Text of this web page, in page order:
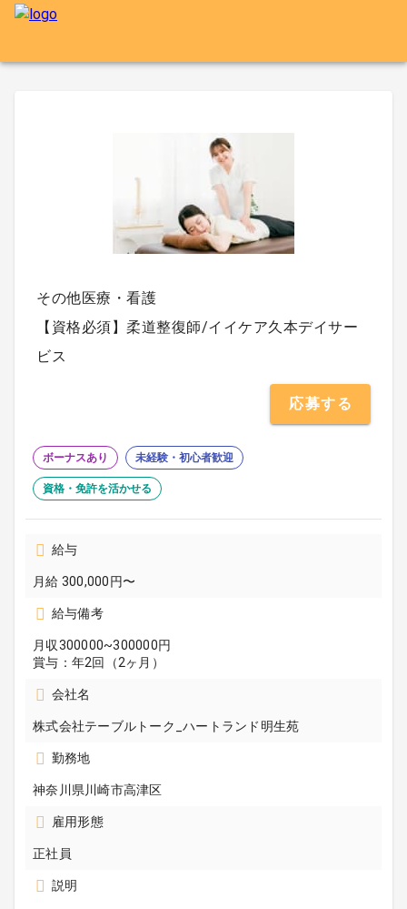
その他医療・看護
【資格必須】柔道整復師/イイケア久本デイサー
ビス
応募する
ボーナスあり 未経験・初心者歓迎
資格・免許を活かせる
給与
月給 300,000円〜
給与備考
月収300000~300000円
賞与：年2回（2ヶ月）
会社名
株式会社テーブルトーク_ハートランド明生苑
勤務地
神奈川県川崎市高津区
雇用形態
正社員
説明